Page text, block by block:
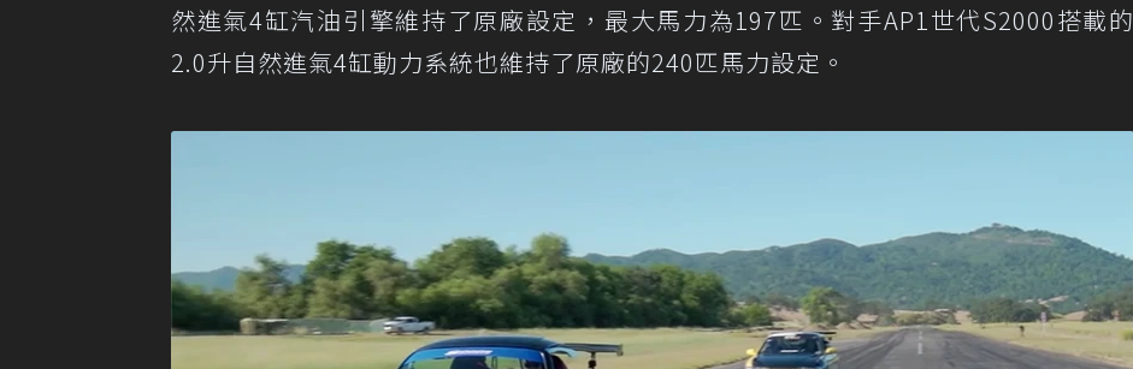
然進氣4缸汽油引擎維持了原廠設定，最大馬力為197匹。對手AP1世代S2000搭載的
2.0升自然進氣4缸動力系統也維持了原廠的240匹馬力設定。